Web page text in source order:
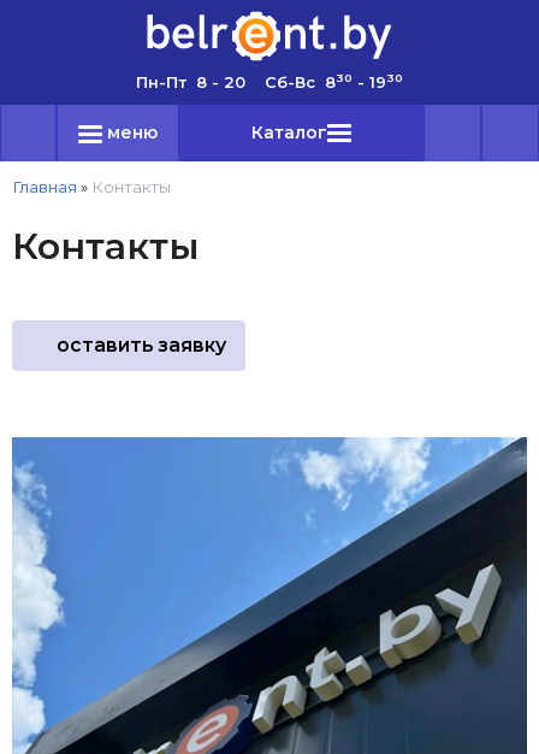
Пн-Пт 8 - 20 Сб-Вс 830 - 1930
меню Каталог
Главная » Контакты
Контакты
оставить заявку